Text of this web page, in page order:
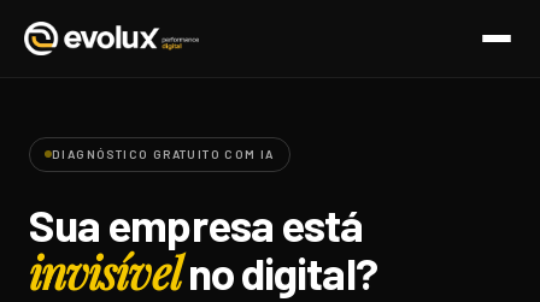
DIAGNÓSTICO GRATUITO COM IA
Sua empresa está
invisívelno digital?